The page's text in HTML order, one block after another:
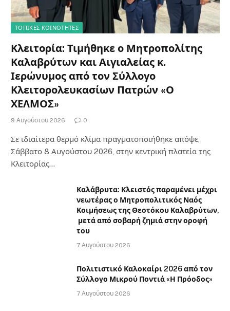
ΤΟΠΙΚΈΣ ΚΟΙΝΌΤΗΤΕΣ
Κλειτορία: Τιμήθηκε ο Μητροπολίτης
Καλαβρύτων και Αιγιαλείας κ.
Ιερώνυμος από τον Σύλλογο
Κλειτορολευκασίων Πατρών «Ο
ΧΕΛΜΟΣ»
9 Αυγούστου 2026 0
Σε ιδιαίτερα θερμό κλίμα πραγματοποιήθηκε απόψε,
Σάββατο 8 Αυγούστου 2026, στην κεντρική πλατεία της
Κλειτορίας…
Καλάβρυτα: Κλειστός παραμένει μέχρι
νεωτέρας ο Μητροπολιτικός Ναός
Κοιμήσεως της Θεοτόκου Καλαβρύτων,
μετά από σοβαρή ζημιά στην οροφή
του
7 Αυγούστου 2026
Πολιτιστικό Καλοκαίρι 2026 από τον
Σύλλογο Μικρού Ποντιά «Η Πρόοδος»
7 Αυγούστου 2026